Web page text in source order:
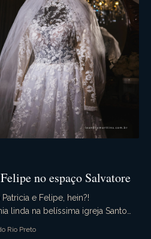
no espaço Salvatore
e Felipe, hein?!
linda na belíssima igreja Santo
Rio Preto